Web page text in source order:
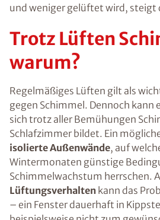
und weniger gelüftet wird, steigt
Trotz Lüften
warum?
Regelmäßiges Lüften gilt als
gegen Schimmel. Dennoch kann
sich trotz aller Bemühungen
Schlafzimmer bildet. Ein
isolierte Außenwände, auf
Wintermonaten günstige
Schimmelwachstum herrschen.
Lüftungsverhalten kann das
– ein Fenster dauerhaft in